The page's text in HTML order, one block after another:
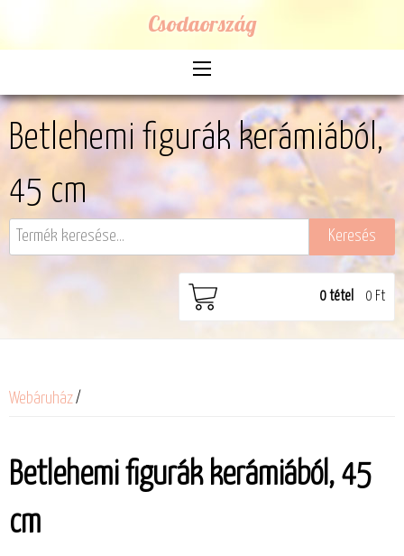
Csodaország
Betlehemi figurák kerámiából,
45 cm
0tétel 0 Ft
Webáruház/
Betlehemi figurák kerámiából, 45
cm